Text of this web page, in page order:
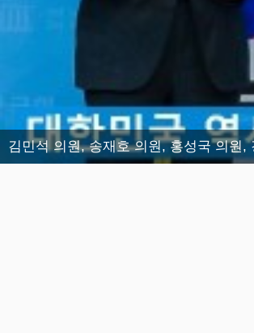
김민석 의원, 송재호 의원, 홍성국 의원